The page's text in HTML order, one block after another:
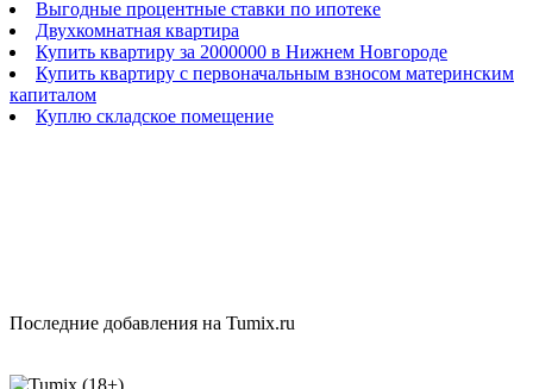
Выгодные процентные ставки по ипотеке
Двухкомнатная квартира
Купить квартиру за 2000000 в Нижнем Новгороде
Купить квартиру с первоначальным взносом материнским
капиталом
Куплю складское помещение
Последние добавления на Tumix.ru